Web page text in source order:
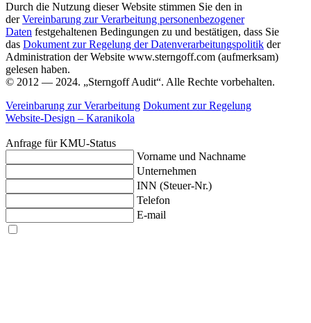
Durch die Nutzung dieser Website stimmen Sie den in
derVereinbarung zur Verarbeitung personenbezogener
Daten festgehaltenen Bedingungen zu und bestätigen, dass Sie
das Dokument zur Regelung der Datenverarbeitungspolitik der
Administration der Website www.sterngoff.com (aufmerksam)
gelesen haben.
© 2012 — 2024. „Sterngoff Audit“. Alle Rechte vorbehalten.
Vereinbarung zur Verarbeitung Dokument zur Regelung
Website-Design – Karanikola
Anfrage für KMU-Status
Vorname und Nachname
Unternehmen
INN (Steuer-Nr.)
Telefon
E-mail